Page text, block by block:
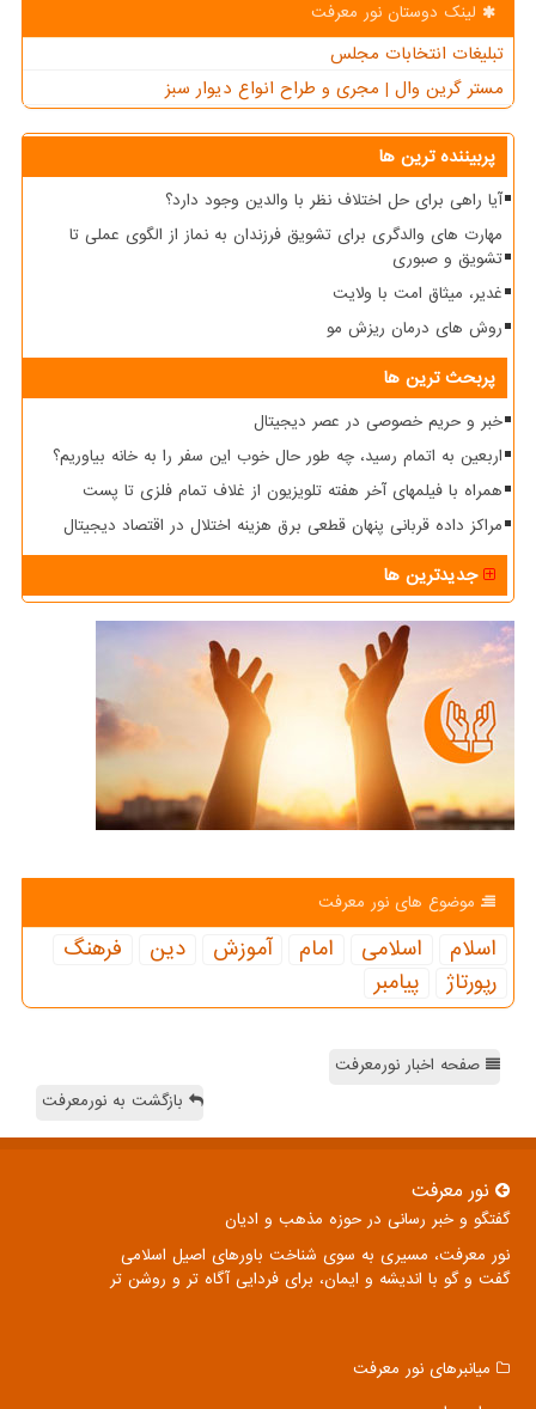
لینک دوستان نور معرفت
تبلیغات انتخابات مجلس
مستر گرین وال | مجری و طراح انواع دیوار سبز
پربیننده ترین ها
آیا راهی برای حل اختلاف نظر با والدین وجود دارد؟
مهارت های والدگری برای تشویق فرزندان به نماز از الگوی عملی تا
تشویق و صبوری
غدیر، میثاق امت با ولایت
روش های درمان ریزش مو
پربحث ترین ها
خبر و حریم خصوصی در عصر دیجیتال
اربعین به اتمام رسید، چه طور حال خوب این سفر را به خانه بیاوریم؟
همراه با فیلمهای آخر هفته تلویزیون از غلاف تمام فلزی تا پست
مراکز داده قربانی پنهان قطعی برق هزینه اختلال در اقتصاد دیجیتال
جدیدترین ها
موضوع های نور معرفت
اسلام اسلامی امام آموزش دین
فرهنگ
رپورتاژ
پیامبر
صفحه اخبار نورمعرفت
بازگشت به نورمعرفت
نور معرفت
گفتگو و خبر رسانی در حوزه مذهب و ادیان
نور معرفت، مسیری به سوی شناخت باورهای اصیل اسلامی
گفت و گو با اندیشه و ایمان، برای فردایی آگاه تر و روشن تر
میانبرهای نور معرفت